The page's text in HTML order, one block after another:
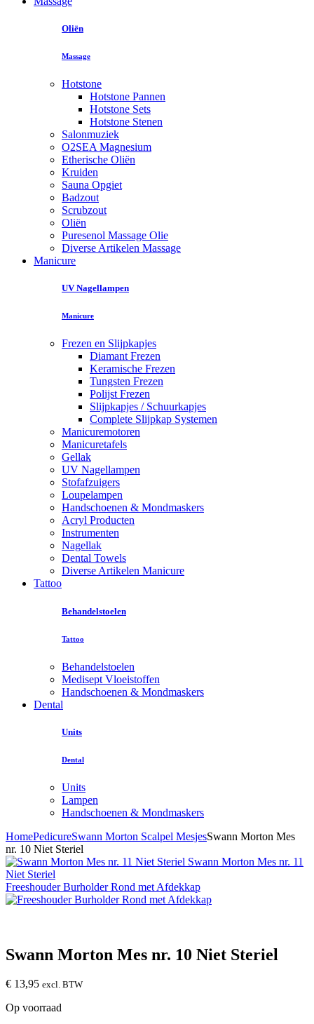
Oliën
Massage
Hotstone
Hotstone Pannen
Hotstone Sets
Hotstone Stenen
Salonmuziek
O2SEA Magnesium
Etherische Oliën
Kruiden
Sauna Opgiet
Badzout
Scrubzout
Oliën
Puresenol Massage Olie
Diverse Artikelen Massage
Manicure
UV Nagellampen
Manicure
Frezen en Slijpkapjes
Diamant Frezen
Keramische Frezen
Tungsten Frezen
Polijst Frezen
Slijpkapjes / Schuurkapjes
Complete Slijpkap Systemen
Manicuremotoren
Manicuretafels
Gellak
UV Nagellampen
Stofafzuigers
Loupelampen
Handschoenen & Mondmaskers
Acryl Producten
Instrumenten
Nagellak
Dental Towels
Diverse Artikelen Manicure
Tattoo
Behandelstoelen
Tattoo
Behandelstoelen
Medisept Vloeistoffen
Handschoenen & Mondmaskers
Dental
Units
Dental
Units
Lampen
Handschoenen & Mondmaskers
HomePedicureSwann Morton Scalpel MesjesSwann Morton Mes
nr. 10 Niet Steriel
Swann Morton Mes nr. 11
Niet Steriel
Freeshouder Burholder Rond met Afdekkap
Swann Morton Mes nr. 10 Niet Steriel
€ 13,95 excl. BTW
Op voorraad